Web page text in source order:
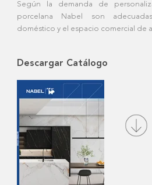
Descargar Catálogo
Según la demanda de
porcelana Nabel son
doméstico y el espacio comercial de